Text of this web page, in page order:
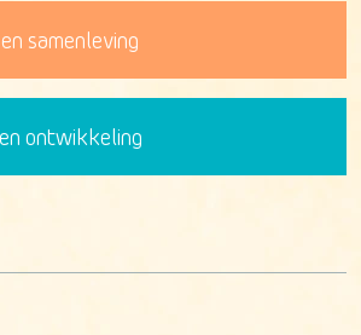
samenleving
ontwikkeling